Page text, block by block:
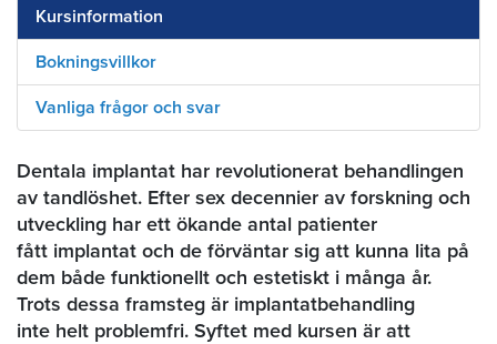
Kursinformation
Bokningsvillkor
Vanliga frågor och svar
Dentala implantat har revolutionerat behandlingen
av tandlöshet. Efter sex decennier av forskning och
utveckling har ett ökande antal patienter
fått implantat och de förväntar sig att kunna lita på
dem både funktionellt och estetiskt i många år.
Trots dessa framsteg är implantatbehandling
inte helt problemfri. Syftet med kursen är att